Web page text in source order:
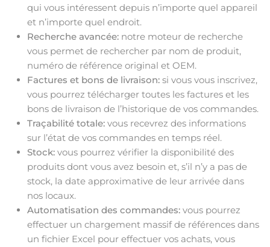
qui vous intéressent depuis n’importe quel appareil
et n’importe quel endroit.
Recherche avancée: notre moteur de recherche
vous permet de rechercher par nom de produit,
numéro de référence original et OEM.
Factures et bons de livraison: si vous vous inscrivez,
vous pourrez télécharger toutes les factures et les
bons de livraison de l’historique de vos commandes.
Traçabilité totale: vous recevrez des informations
sur l’état de vos commandes en temps réel.
Stock: vous pourrez vérifier la disponibilité des
produits dont vous avez besoin et, s’il n’y a pas de
stock, la date approximative de leur arrivée dans
nos locaux.
Automatisation des commandes: vous pourrez
effectuer un chargement massif de références dans
un fichier Excel pour effectuer vos achats, vous